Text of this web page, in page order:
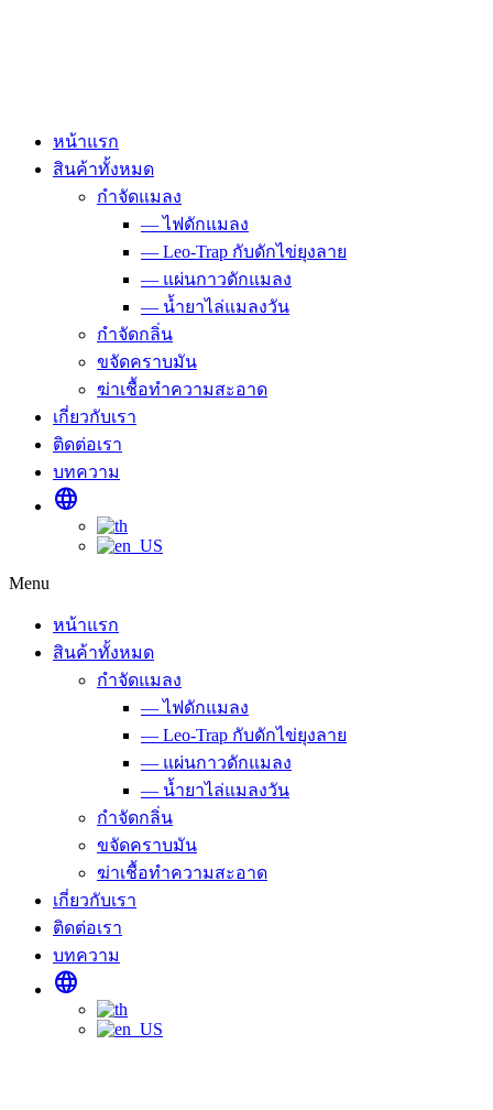
หน้าแรก
สินค้าทั้งหมด
กำจัดแมลง
— ไฟดักแมลง
— Leo-Trap กับดักไข่ยุงลาย
— แผ่นกาวดักแมลง
— น้ำยาไล่แมลงวัน
กำจัดกลิ่น
ขจัดคราบมัน
ฆ่าเชื้อทำความสะอาด
เกี่ยวกับเรา
ติดต่อเรา
บทความ
language
Menu
หน้าแรก
สินค้าทั้งหมด
กำจัดแมลง
— ไฟดักแมลง
— Leo-Trap กับดักไข่ยุงลาย
— แผ่นกาวดักแมลง
— น้ำยาไล่แมลงวัน
กำจัดกลิ่น
ขจัดคราบมัน
ฆ่าเชื้อทำความสะอาด
เกี่ยวกับเรา
ติดต่อเรา
บทความ
language